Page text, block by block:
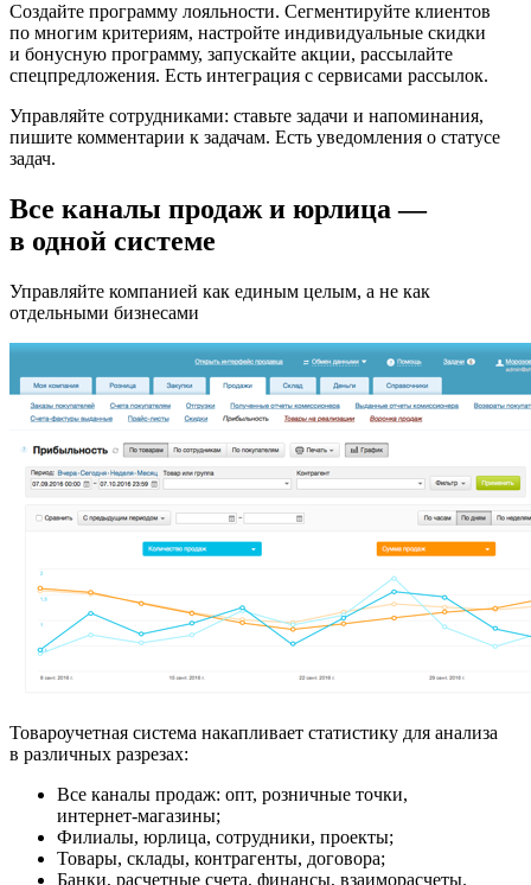
Создайте программу лояльности. Сегментируйте клиентов
по многим критериям, настройте индивидуальные скидки
и бонусную программу, запускайте акции, рассылайте
спецпредложения. Есть интеграция с сервисами рассылок.
Управляйте сотрудниками: ставьте задачи и напоминания,
пишите комментарии к задачам. Есть уведомления о статусе
задач.
Все каналы продаж и юрлица —
в одной системе
Управляйте компанией как единым целым, а не как
отдельными бизнесами
Товароучетная система накапливает статистику для анализа
в различных разрезах:
Все каналы продаж: опт, розничные точки,
интернет‑магазины;
Филиалы, юрлица, сотрудники, проекты;
Товары, склады, контрагенты, договора;
Банки, расчетные счета, финансы, взаиморасчеты.